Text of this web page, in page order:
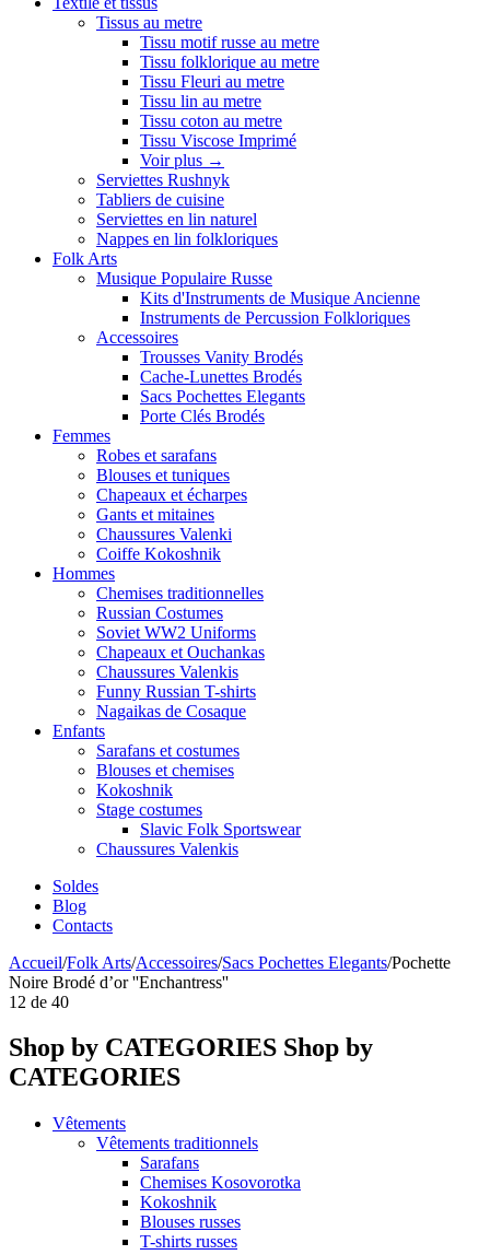
Tissus au metre
Tissu motif russe au metre
Tissu folklorique au metre
Tissu Fleuri au metre
Tissu lin au metre
Tissu coton au metre
Tissu Viscose Imprimé
Voir plus →
Serviettes Rushnyk
Tabliers de cuisine
Serviettes en lin naturel
Nappes en lin folkloriques
Folk Arts
Musique Populaire Russe
Kits d'Instruments de Musique Ancienne
Instruments de Percussion Folkloriques
Accessoires
Trousses Vanity Brodés
Cache-Lunettes Brodés
Sacs Pochettes Elegants
Porte Clés Brodés
Femmes
Robes et sarafans
Blouses et tuniques
Chapeaux et écharpes
Gants et mitaines
Chaussures Valenki
Coiffe Kokoshnik
Hommes
Chemises traditionnelles
Russian Costumes
Soviet WW2 Uniforms
Chapeaux et Ouchankas
Chaussures Valenkis
Funny Russian T-shirts
Nagaikas de Cosaque
Enfants
Sarafans et costumes
Blouses et chemises
Kokoshnik
Stage costumes
Slavic Folk Sportswear
Chaussures Valenkis
Soldes
Blog
Contacts
Accueil/Folk Arts/Accessoires/Sacs Pochettes Elegants/Pochette
Noire Brodé d’or ''Enchantress''
12 de 40
Shop by CATEGORIES Shop by
CATEGORIES
Vêtements
Vêtements traditionnels
Sarafans
Chemises Kosovorotka
Kokoshnik
Blouses russes
T-shirts russes